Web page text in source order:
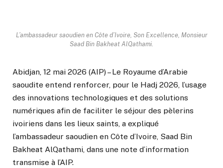
L’ambassadeur saoudien en Côte d’Ivoire, Son Excellence, Monsieur
Saad Bin Bakheat AlQathami.
Abidjan, 12 mai 2026 (AIP) – Le Royaume d’Arabie
saoudite entend renforcer, pour le Hadj 2026, l’usage
des innovations technologiques et des solutions
numériques afin de faciliter le séjour des pèlerins
ivoiriens dans les lieux saints, a expliqué
l’ambassadeur saoudien en Côte d’Ivoire, Saad Bin
Bakheat AlQathami, dans une note d’information
transmise à l’AIP.